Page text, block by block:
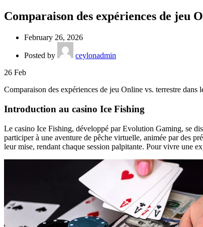
Comparaison des expériences de jeu
February 26, 2026
Posted by
ceylonadmin
26 Feb
Comparaison des expériences de jeu Online vs. terrestre dans
Introduction au casino Ice Fishing
Le casino Ice Fishing, développé par Evolution Gaming, se
participer à une aventure de pêche virtuelle, animée par des
leur mise, rendant chaque session palpitante. Pour vivre une